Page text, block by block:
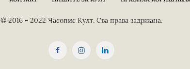
© 2016 - 2022 Часопис Култ. Сва права задржана.